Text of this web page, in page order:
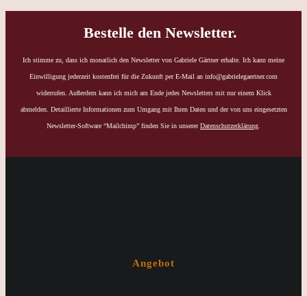
Bestelle den Newsletter.
Ich stimme zu, dass ich monatlich den Newsletter von Gabriele Gärtner erhalte. Ich kann meine
Einwilligung jederzeit kostenfrei für die Zukunft per E-Mail an info@gabrielegaertner.com
widerrufen. Außerdem kann ich mich am Ende jedes Newsletters mit nur einem Klick
abmelden. Detaillierte Informationen zum Umgang mit Ihren Daten und der von uns eingesetzten
Newsletter-Software “Mailchimp” finden Sie in unsererDatenschutzerklärung
Angebot